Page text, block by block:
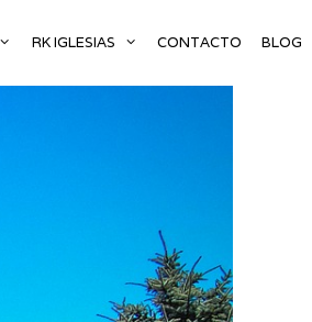
RK IGLESIAS CONTACTO BLOG